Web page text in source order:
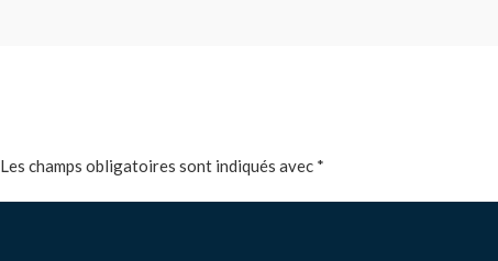
Les champs obligatoires sont indiqués avec *